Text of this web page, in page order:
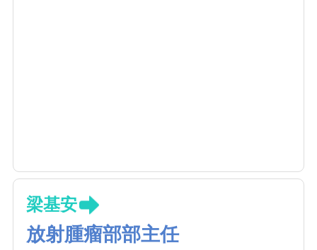
梁基安
放射腫瘤部部主任